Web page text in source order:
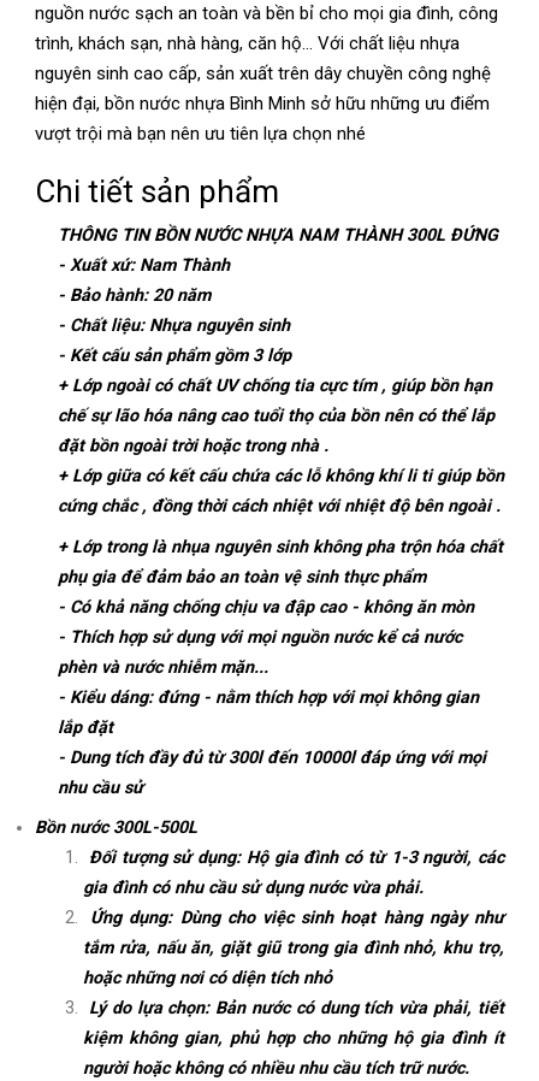
nguồn nước sạch an toàn và bền bỉ cho mọi gia đình, công
trình, khách sạn, nhà hàng, căn hộ... Với chất liệu nhựa
nguyên sinh cao cấp, sản xuất trên dây chuyền công nghệ
hiện đại, bồn nước nhựa Bình Minh sở hữu những ưu điểm
vượt trội mà bạn nên ưu tiên lựa chọn nhé
Chi tiết sản phẩm
THÔNG TIN BỒN NƯỚC NHỰA NAM THÀNH 300L ĐỨNG
- Xuất xứ: Nam Thành
- Bảo hành: 20 năm
- Chất liệu: Nhựa nguyên sinh
- Kết cấu sản phẩm gồm 3 lớp
+ Lớp ngoài có chất UV chống tia cực tím , giúp bồn hạn
chế sự lão hóa nâng cao tuổi thọ của bồn nên có thể lắp
đặt bồn ngoài trời hoặc trong nhà .
+ Lớp giữa có kết cấu chứa các lỗ không khí li ti giúp bồn
cứng chắc , đồng thời cách nhiệt với nhiệt độ bên ngoài .
+ Lớp trong là nhụa nguyên sinh không pha trộn hóa chất
phụ gia để đảm bảo an toàn vệ sinh thực phẩm
- Có khả năng chống chịu va đập cao - không ăn mòn
- Thích hợp sử dụng với mọi nguồn nước kể cả nước
phèn và nước nhiễm mặn...
- Kiểu dáng: đứng - nằm thích hợp với mọi không gian
lắp đặt
- Dung tích đầy đủ từ 300l đến 10000l đáp ứng với mọi
nhu cầu sử
Bồn nước 300L-500L
Đối tượng sử dụng: Hộ gia đình có từ 1-3 người, các
gia đình có nhu cầu sử dụng nước vừa phải.
Ứng dụng: Dùng cho việc sinh hoạt hàng ngày như
tắm rửa, nấu ăn, giặt giũ trong gia đình nhỏ, khu trọ,
hoặc những nơi có diện tích nhỏ
Lý do lựa chọn: Bản nước có dung tích vừa phải, tiết
kiệm không gian, phủ hợp cho những hộ gia đình ít
người hoặc không có nhiều nhu cầu tích trữ nước.